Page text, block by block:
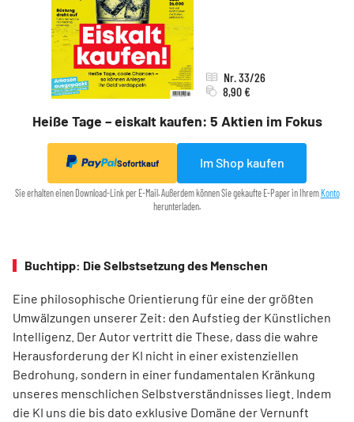
Heiße Tage – eiskalt kaufen: 5 Aktien im Fokus
Nr. 33/26
8,90 €
Sofortkauf Im Shop kaufen
Sie erhalten einen Download-Link per E-Mail. Außerdem können Sie gekaufte E-Paper in IhremKonto
herunterladen.
Buchtipp: Die Selbstsetzung des Menschen
Eine philosophische Orientierung für eine der ­größten
Umwälzungen unserer Zeit: den Aufstieg der Künstlichen
Intelligenz. Der Autor vertritt die These, dass die wahre
Herausforderung der KI nicht in einer existenziellen
Bedrohung, sondern in einer funda­men­talen Kränkung
unseres menschlichen Selbst­verständnisses liegt. Indem
die KI uns die bis dato exklusive Domäne der Vernunft